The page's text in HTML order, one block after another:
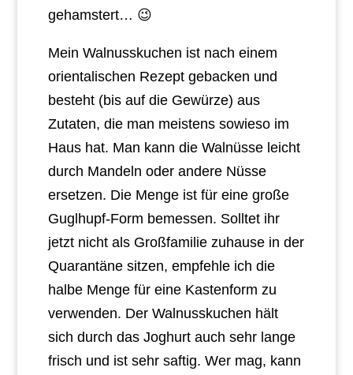
gehamstert… 😉
Mein Walnusskuchen ist nach einem
orientalischen Rezept gebacken und
besteht (bis auf die Gewürze) aus
Zutaten, die man meistens sowieso im
Haus hat. Man kann die Walnüsse leicht
durch Mandeln oder andere Nüsse
ersetzen. Die Menge ist für eine große
Guglhupf-Form bemessen. Solltet ihr
jetzt nicht als Großfamilie zuhause in der
Quarantäne sitzen, empfehle ich die
halbe Menge für eine Kastenform zu
verwenden. Der Walnusskuchen hält
sich durch das Joghurt auch sehr lange
frisch und ist sehr saftig. Wer mag, kann